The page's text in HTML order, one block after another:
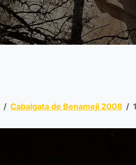
Cabalgata de Benamejí 2008